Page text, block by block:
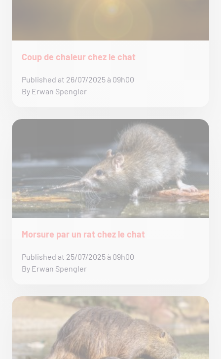
Coup de chaleur chez le chat
Published at 26/07/2025 à 09h00
By Erwan Spengler
Morsure par un rat chez le chat
Published at 25/07/2025 à 09h00
By Erwan Spengler